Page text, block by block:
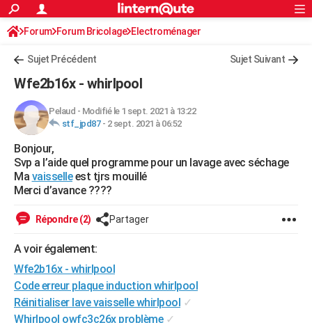
ACTUALITÉS
Politique
Société
Faits Divers
Education
Monde
Villes
+
FINANCE
Retraite
Impôts
Epargne
Immobilier
Risques naturels par ville
Banque
Assurance
Crédit
AUTO
Essais
Réserver un essai
Citadines
Berlines
SUV
Forum auto
+HIGH-TECH
Mobiles
Meilleur smartphone
Internet
Ordinateurs
Jeux vidéo
Guide high-tech
+BRICOLAGE
Forum
Aménagement intérieur
Extérieur
Cuisine
Salle de bains
Jardinage
Rangement
WEEK-END
LIFESTYLE
Art de vivre
Bien-être
Loisirs
Mode
Modes de vie
SANTE
Alimentation
Guide de la santé
Maladies
Médicaments
Sommeil
VOYAGE
S'inscrire
Connexion
Forum Forum Bricolage Electroménager
Sujet Précédent Sujet Suivant
Wfe2b16x - whirlpool
Pelaud - Modifié le 1 sept. 2021 à 13:22
stf_jpd87- 2 sept. 2021 à 06:52
Bonjour,
Svp a l’aide quel programme pour un lavage avec séchage
Ma vaisselleest tjrs mouillé
Merci d’avance ????
Répondre (2) Partager
A voir également:
Wfe2b16x - whirlpool
Code erreur plaque induction whirlpool
Réinitialiser lave vaisselle whirlpool ✓
Whirlpool owfc3c26x problème ✓